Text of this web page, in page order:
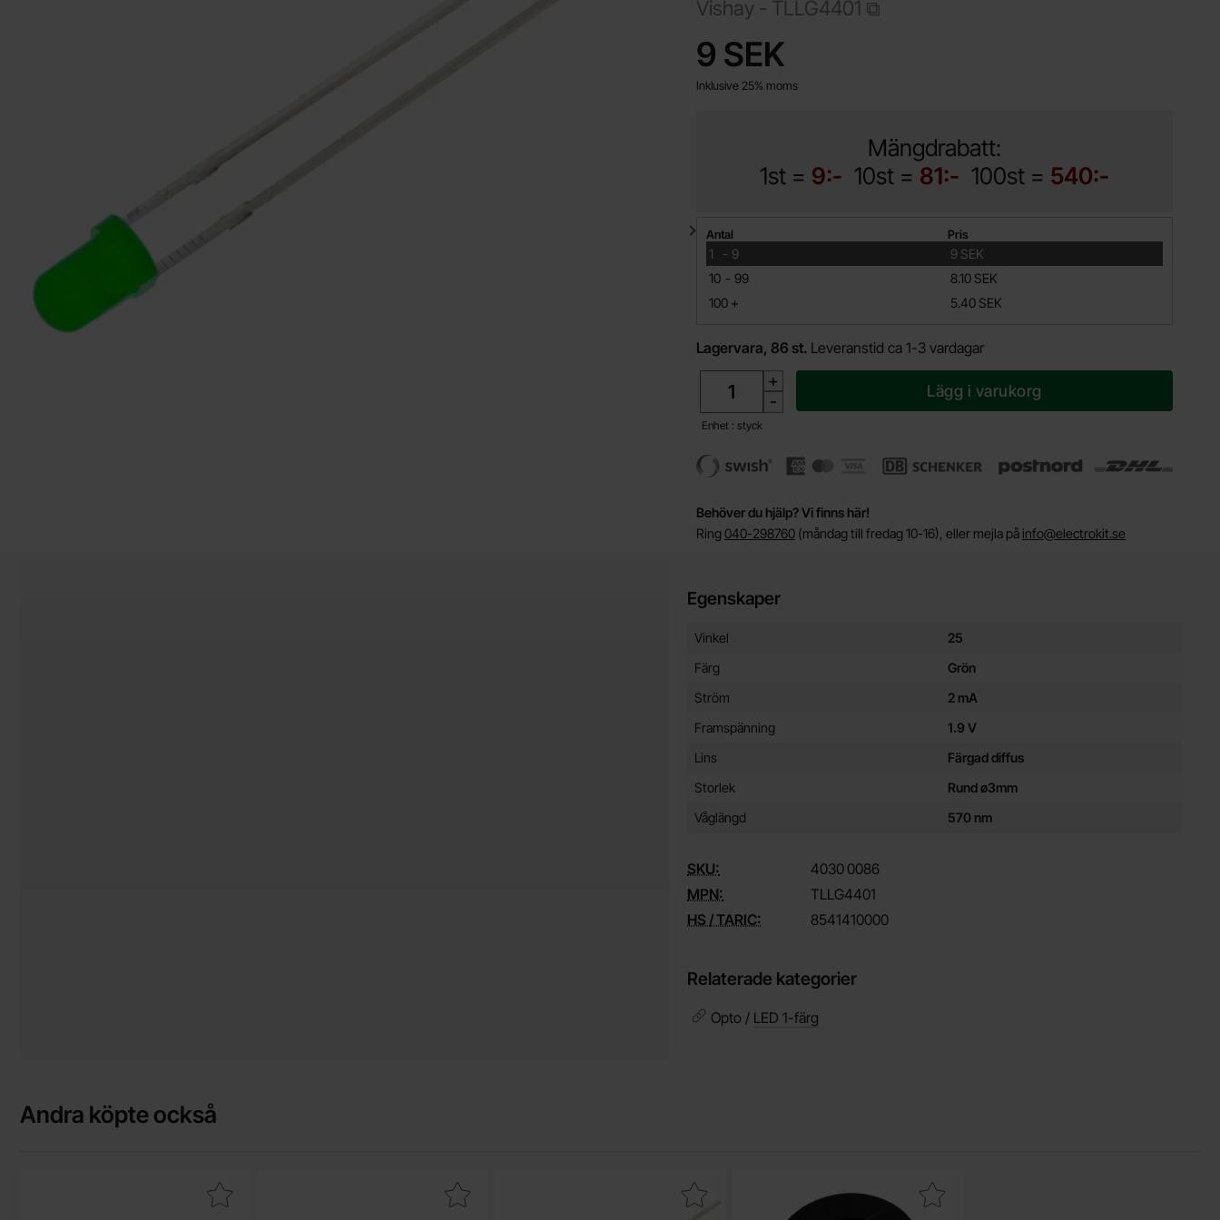
Vishay - TLLG4401
pris
9 SEK
Inklusive 25% moms
Mängdrabatt:
1st = 9:- 10st = 81:- 100st = 540:-
Mängdrabatt
Antal Pris
1 -
till 9
9 SEK
10 -
till 99
8.10 SEK
100 +
till 5.40 SEK
Lagervara, 86 st. Leveranstid ca 1-3 vardagar
+
-
Enhet : styck
Lägg i varukorg
Behöver du hjälp? Vi finns här!
Ring 040-298760 (måndag till fredag 10-16), eller mejla på info@electrokit.se
Egenskaper
Egenskaper/attribut för denna produkt
Attribut
Vinkel
25
Färg
Grön
Ström
2 mA
Framspänning
1.9 V
Lins
Färgad diffus
Storlek
Rund ø3mm
Våglängd
570 nm
SKU: 4030 0086
MPN:
TLLG4401
HS / TARIC:
8541410000
Relaterade kategorier
Opto / LED 1-färg
Andra köpte också
Makera motstånd 1W 5% 6.8kohm (6k8) som favoritMakera lED-hållare clip 3mm som favoritMakera lED 3mm röd lågström 2mA TLLR4401 som favoritMakera lED-hållare clip 3mm som favorit